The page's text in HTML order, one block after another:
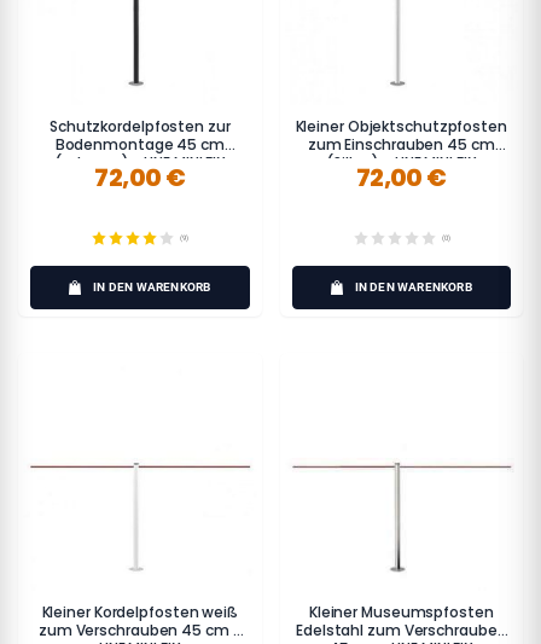
Schutzkordelpfosten zur
Bodenmontage 45 cm
(schwarz) - LINE MINI FIX
72,00 €
(9)
IN DEN WARENKORB
Kleiner Objektschutzpfosten
zum Einschrauben 45 cm
(Silber) - LINE MINI FIX
72,00 €
(0)
IN DEN WARENKORB
Kleiner Kordelpfosten weiß
zum Verschrauben 45 cm -
Kleiner Museumspfosten
Edelstahl zum Verschrauben